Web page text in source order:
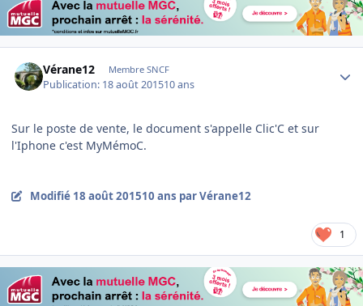
Vérane12 Membre SNCF
Publication: 18 août 201510 ans
Sur le poste de vente, le document s'appelle Clic'C et sur
l'Iphone c'est MyMémoC.
Modifié 18 août 201510 ans par Vérane12
1